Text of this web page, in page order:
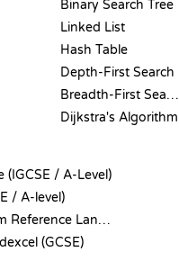
Binary Search Tree
Linked List
Hash Table
Depth-First Search
Breadth-First Search
Dijkstra's Algorithm
(IGCSE / A-Level)
/ A-level)
OCR (Exam Reference Language)
(GCSE)